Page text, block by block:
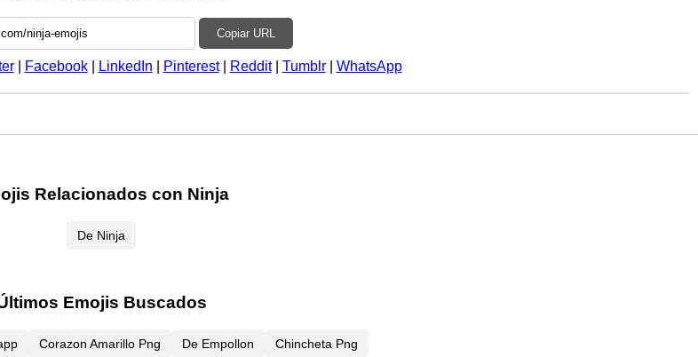
Copiar URL
| Facebook| LinkedIn Pinterest| Reddit| Tumblr| WhatsApp
Relacionados con Ninja
De Ninja
Emojis Buscados
Corazon Amarillo Png De Empollon Chincheta Png